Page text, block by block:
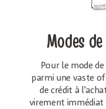
Modes
Pour le mode
parmi une vaste
de crédit à
virement immédiat